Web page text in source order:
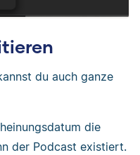
du auch ganze
die
der Podcast existiert.